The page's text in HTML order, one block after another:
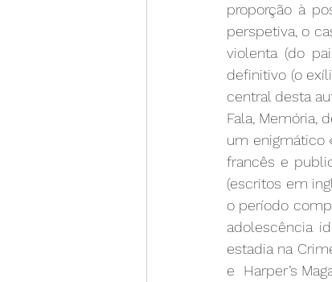
proporção à
perspetiva, o
violenta (do
definitivo (o
central desta
Fala, Memória,
um enigmático
francês e
(escritos em
o período
adolescência
estadia na
e  Harper’s